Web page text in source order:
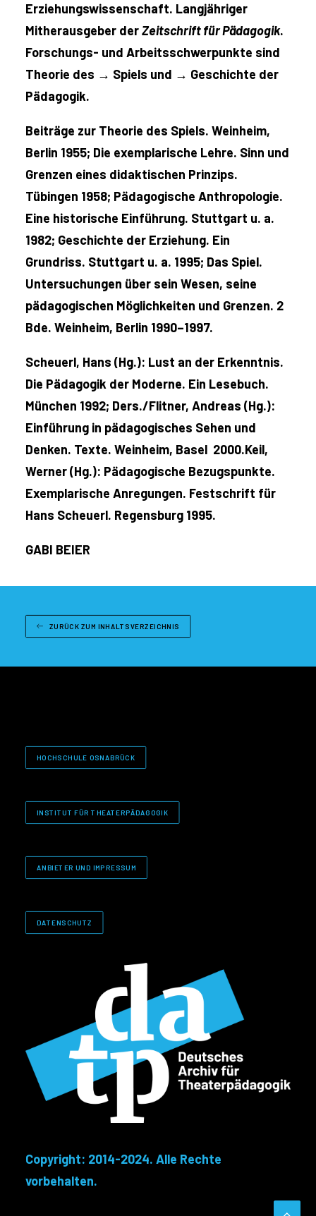
Erziehungswissenschaft. Langjähriger
Mitherausgeber derZeitschrift für Pädagogik.
Forschungs- und Arbeitsschwerpunkte sind
Theorie des → Spiels und → Geschichte der
Pädagogik.
Beiträge zur Theorie des Spiels. Weinheim,
Berlin 1955; Die exemplarische Lehre. Sinn und
Grenzen eines didaktischen Prinzips.
Tübingen 1958; Pädagogische Anthropologie.
Eine historische Einführung. Stuttgart u. a.
1982; Geschichte der Erziehung. Ein
Grundriss. Stuttgart u. a. 1995; Das Spiel.
Untersuchungen über sein Wesen, seine
pädagogischen Möglichkeiten und Grenzen. 2
Bde. Weinheim, Berlin 1990–1997.
Scheuerl, Hans (Hg.): Lust an der Erkenntnis.
Die Pädagogik der Moderne. Ein Lesebuch.
München 1992; Ders./Flitner, Andreas (Hg.):
Einführung in pädagogisches Sehen und
Denken. Texte. Weinheim, Basel 2000.Keil,
Werner (Hg.): Pädagogische Bezugspunkte.
Exemplarische Anregungen. Festschrift für
Hans Scheuerl. Regensburg 1995.
GABI BEIER
ZURÜCK ZUM INHALTSVERZEICHNIS
HOCHSCHULE OSNABRÜCK
INSTITUT FÜR THEATERPÄDAGOGIK
ANBIETER UND IMPRESSUM
DATENSCHUTZ
Copyright: 2014-2024. Alle Rechte
vorbehalten.